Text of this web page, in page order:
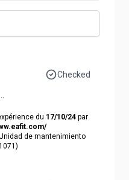
Checked
du 17/10/24 par
de mantenimiento